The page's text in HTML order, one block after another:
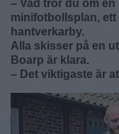
– Vad tror du om
minifotbollsplan,
hantverkarby.
Alla skisser på en
Boarp är klara.
– Det viktigaste är